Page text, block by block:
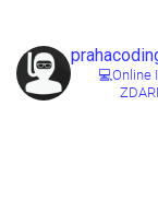
💻Online